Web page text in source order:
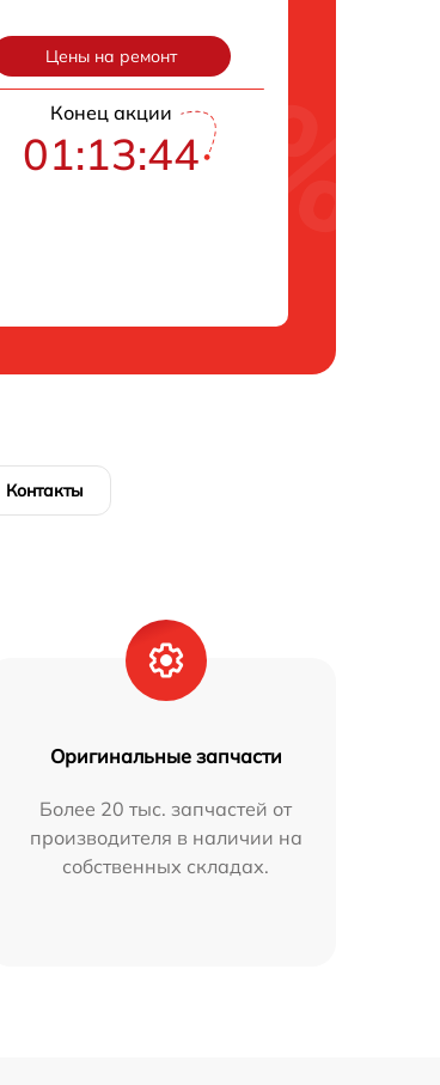
Цены на ремонт
Конец акции
01:13:43
Контакты
Оригинальные запчасти
Более 20 тыс. запчастей от
производителя в наличии на
собственных складах.